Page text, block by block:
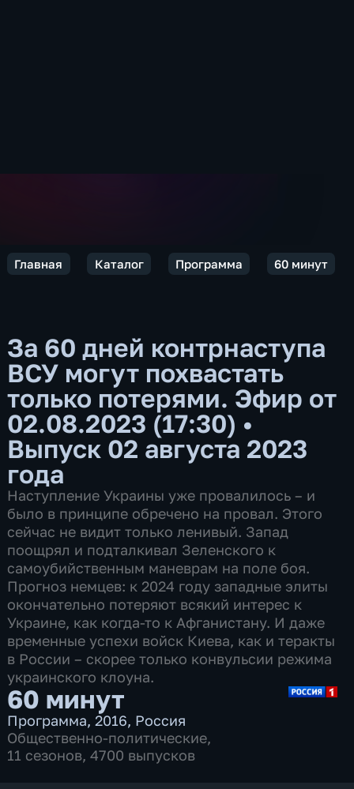
Главная Каталог Программа 60 минут
За 60 дней контрнаступа
ВСУ могут похвастать
только потерями. Эфир от
02.08.2023 (17:30) •
Выпуск 02 августа 2023
года
Наступление Украины уже провалилось – и
было в принципе обречено на провал. Этого
сейчас не видит только ленивый. Запад
поощрял и подталкивал Зеленского к
самоубийственным маневрам на поле боя.
Прогноз немцев: к 2024 году западные элиты
окончательно потеряют всякий интерес к
Украине, как когда-то к Афганистану. И даже
временные успехи войск Киева, как и теракты
в России – скорее только конвульсии режима
украинского клоуна.
60 минут
Программа,2016, Россия
Общественно-политические,
11 сезонов, 4700 выпусков